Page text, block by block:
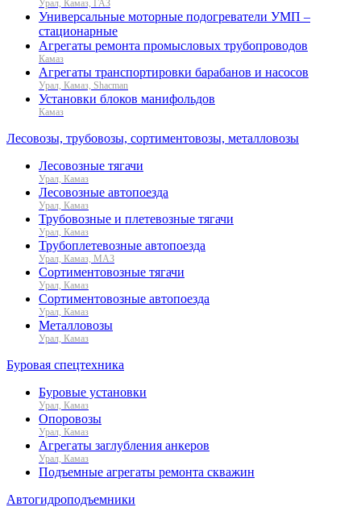
Урал, Камаз, ГАЗ
Универсальные моторные подогреватели УМП –
стационарные
Агрегаты ремонта промысловых трубопроводов
Камаз
Агрегаты транспортировки барабанов и насосов
Урал, Камаз, Shacman
Установки блоков манифольдов
Камаз
Лесовозы, трубовозы, сортиментовозы, металловозы
Лесовозные тягачи
Урал, Камаз
Лесовозные автопоезда
Урал, Камаз
Трубовозные и плетевозные тягачи
Урал, Камаз
Трубоплетевозные автопоезда
Урал, Камаз, МАЗ
Сортиментовозные тягачи
Урал, Камаз
Сортиментовозные автопоезда
Урал, Камаз
Металловозы
Урал, Камаз
Буровая спецтехника
Буровые установки
Урал, Камаз
Опоровозы
Урал, Камаз
Агрегаты заглубления анкеров
Урал, Камаз
Подъемные агрегаты ремонта скважин
Автогидроподъемники